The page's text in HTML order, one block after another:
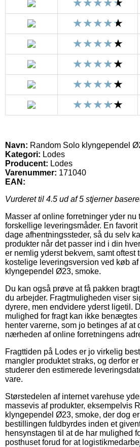
Navn: Random Solo klyngependel
Kategori: Lodes
Producent: Lodes
Varenummer: 171040
EAN:
Vurderet til 4.5 ud af 5 stjerner
Masser af online forretninger yder
forskellige leveringsmåder. En
dage afhentningssteder, så du selv
produkter når det passer ind i din
er nemlig yderst bekvem, samt oftest
kostelige leveringsversion ved køb
klyngependel Ø23, smoke.
Du kan også prøve at få pakken
du arbejder. Fragtmuligheden viser
dyrere, men endvidere yderst ligetil.
mulighed for fragt kan ikke
henter varerne, som jo betinges af at
nærheden af online forretningens
Fragttiden på Lodes er jo virkelig
mangler produktet straks, og derfor
studerer den estimerede
vare.
Størstedelen af internet varehuse
massevis af produkter, eksempelvis
klyngependel Ø23, smoke, der dog
bestillingen fuldbyrdes inden et
hensynstagen til at de har mulighed
posthuset forud for at